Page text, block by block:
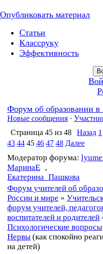
Опубликовать материал
Статьи
Классруку
Эффективность
Форум об образовании
Новые сообщения ·
Страница 45 из 48 Назад 1
43 44 45 46 47 48 Далее
Модератор форума:
МаринаЕ ,
Екатерина_Пашкова
Форум учителей об
России и мире »
форум учителей,
воспитателей и родителей
Психологические вопросы
Нервы (как спокойно
на детей)